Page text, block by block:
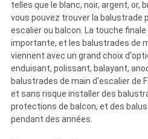
telles que le blanc, noir, argent, or,
vous pouvez trouver la balustrade
escalier ou balcon. La touche
importante, et les balustrades de
viennent avec un grand choix
enduisant, polissant, balayant,
balustrades de main d'escalier de
et sans risque installer des
protections de balcon, et des
pendant des années.